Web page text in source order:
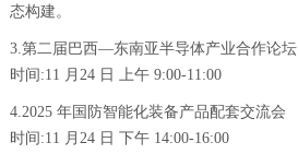
态构建。
3.第二届巴西—东南亚半导体产业合作论坛
时间:11 月24 日 上午 9:00-11:00
4.2025 年国防智能化装备产品配套交流会
时间:11 月24 日 下午 14:00-16:00